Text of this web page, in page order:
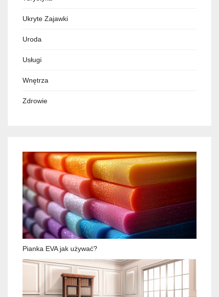
Ukryte Zajawki
Uroda
Usługi
Wnętrza
Zdrowie
Pianka EVA jak używać?